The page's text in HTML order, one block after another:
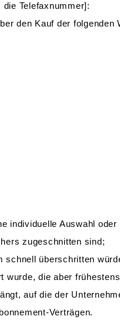
Telefaxnummer]:
den Kauf der folgenden
individuelle Auswahl
zugeschnitten sind;
schnell überschritten
die aber
auf die der
Verträgen.